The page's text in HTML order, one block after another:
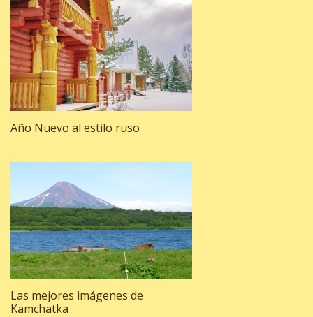
Año Nuevo al estilo ruso
Las mejores imágenes de
Kamchatka